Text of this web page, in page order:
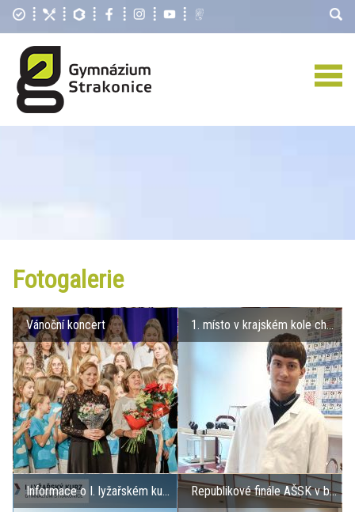
Fotogalerie
Vánoční koncert 1. místo v krajském kole ch...
Informace o I. lyžařském ku... Republikové finále AŠSK v b...